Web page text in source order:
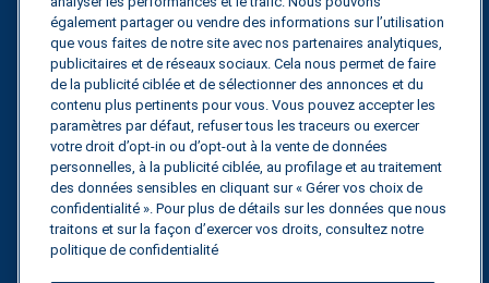
Fuel Savings Calculator
Calculateur d'optimisation des transports
Suivi des tarifs
Contactez nous
également partager ou vendre des informations sur l’utilisation
que vous faites de notre site avec nos partenaires analytiques,
publicitaires et de réseaux sociaux. Cela nous permet de faire
de la publicité ciblée et de sélectionner des annonces et du
contenu plus pertinents pour vous. Vous pouvez accepter les
paramètres par défaut, refuser tous les traceurs ou exercer
votre droit d’opt-in ou d’opt-out à la vente de données
personnelles, à la publicité ciblée, au profilage et au traitement
des données sensibles en cliquant sur « Gérer vos choix de
confidentialité ». Pour plus de détails sur les données que nous
traitons et sur la façon d’exercer vos droits, consultez notre
politique de confidentialité